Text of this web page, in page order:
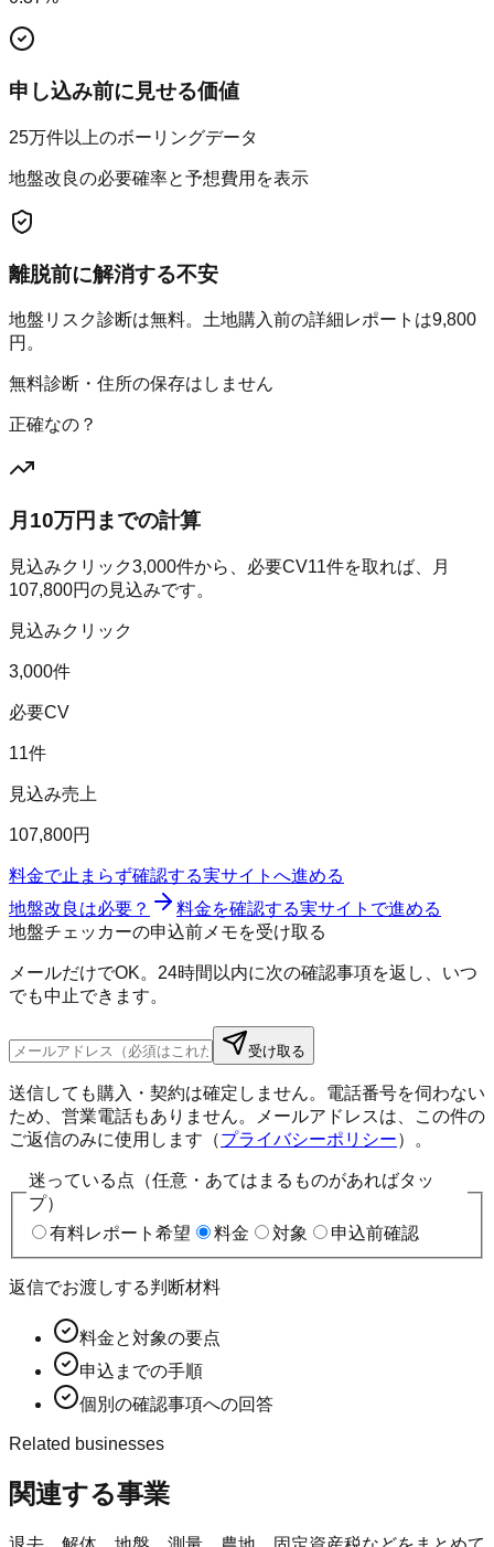
申し込み前に見せる価値
25万件以上のボーリングデータ
地盤改良の必要確率と予想費用を表示
離脱前に解消する不安
地盤リスク診断は無料。土地購入前の詳細レポートは9,800
円。
無料診断・住所の保存はしません
正確なの？
月10万円までの計算
見込みクリック3,000件から、必要CV11件を取れば、月
107,800円の見込みです。
見込みクリック
3,000件
必要CV
11件
見込み売上
107,800円
料金で止まらず確認する実サイトへ進める
地盤改良は必要？
料金を確認する実サイトで進める
地盤チェッカーの申込前メモを受け取る
メールだけでOK。24時間以内に次の確認事項を返し、いつ
でも中止できます。
受け取る
送信しても購入・契約は確定しません。電話番号を伺わない
ため、営業電話もありません。メールアドレスは、この件の
ご返信のみに使用します（プライバシーポリシー）。
迷っている点（任意・あてはまるものがあればタッ
プ）
有料レポート希望
料金 対象 申込前確認
返信でお渡しする判断材料
料金と対象の要点
申込までの手順
個別の確認事項への回答
Related businesses
関連する事業